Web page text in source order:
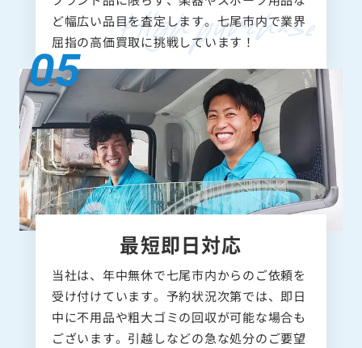
ど幅広い品目を査定します。七尾市内で業界
屈指の高価買取に挑戦しています！
最短即日対応
当社は、年中無休で七尾市内からのご依頼を
受け付けています。予約状況次第では、即日
中に不用品や粗大ゴミの回収が可能な場合も
ございます。引越しなどの急な処分のご要望